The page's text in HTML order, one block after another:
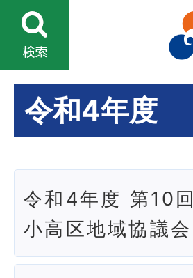
令和4年度
令和4年度 第10回
小高区地域協議会